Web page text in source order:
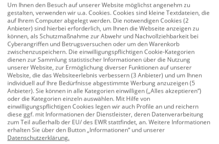
35,00 € 499,00 €
Beschreibung
Ottofond Eckwanne Loredana 175 x 110
cm, weiß, Modell A
Produktnummer:0782040431
Material: Sanitäracryl
Farbe: weiß
Maß: 175 x 110 x 44 cm
Um Ihnen den Besuch auf unserer Website möglichst angenehm zu
gestalten, verwenden wir u.a. Cookies. Cookies sind kleine Textdateien, die
auf Ihrem Computer abgelegt werden. Die notwendigen Cookies (2
Anbieter) sind hierbei erforderlich, um Ihnen die Webseite anzeigen zu
können, als Schutzmaßnahme zur Abwehr und Nachvollziehbarkeit bei
Cyberangriffen und Betrugsversuchen oder um den Warenkorb
zwischenzuspeichern. Die einwilligungspflichtigen Cookie-Kategorien
dienen zur Sammlung statistischer Informationen über die Nutzung
unserer Website, zur Ermöglichung diverser Funktionen auf unserer
Website, die das Websiteerlebnis verbessern (3 Anbieter) und um Ihnen
individuell auf Ihre Bedürfnisse abgestimmte Werbung anzuzeigen (5
Anbieter). Sie können in alle Kategorien einwilligen („Alles akzeptieren“)
oder die Kategorien einzeln auswählen. Mit Hilfe von
einwilligungspflichtigen Cookies legen wir auch Profile an und reichern
diese ggf. mit Informationen der Dienstleister, deren Datenverarbeitung
zum Teil außerhalb der EU/ des EWR stattfindet, an. Weitere Informationen
erhalten Sie über den Button „Informationen“ und unserer
Datenschutzerklärung.